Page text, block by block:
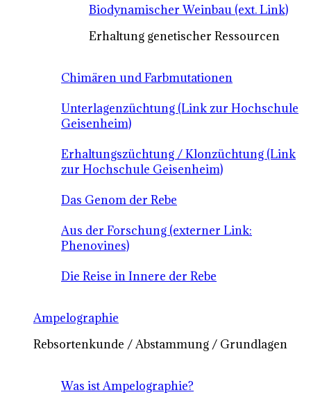
Biodynamischer Weinbau (ext. Link)
Erhaltung genetischer Ressourcen
Chimären und Farbmutationen
Unterlagenzüchtung (Link zur Hochschule
Geisenheim)
Erhaltungszüchtung / Klonzüchtung (Link
zur Hochschule Geisenheim)
Das Genom der Rebe
Aus der Forschung (externer Link:
Phenovines)
Die Reise in Innere der Rebe
Ampelographie
Rebsortenkunde / Abstammung / Grundlagen
Was ist Ampelographie?